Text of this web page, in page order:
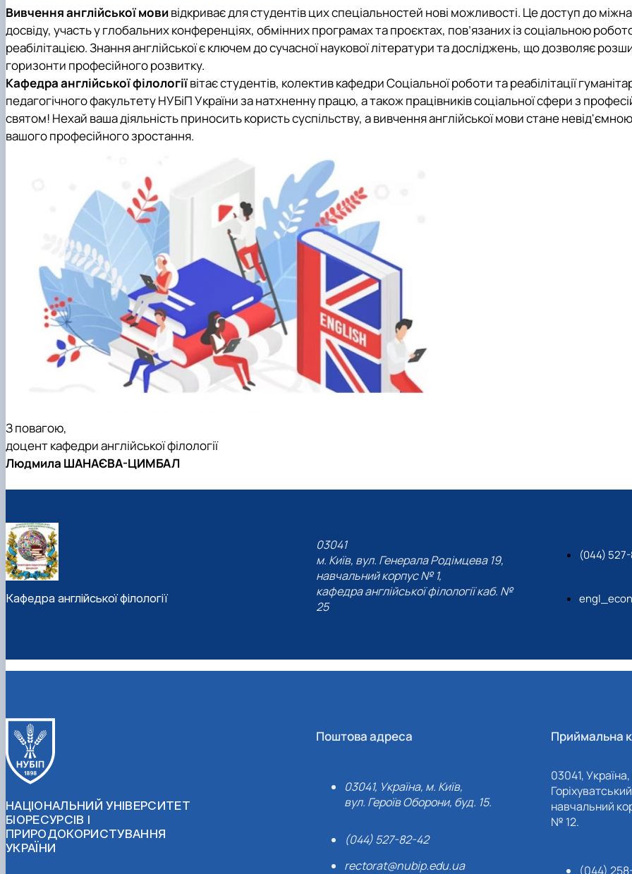
Вивчення англійської мовивідкриває для студентів цих спеціальностей нові можливості. Це доступ до
досвіду, участь у глобальних конференціях, обмінних програмах та проєктах, пов’язаних із соціальною
реабілітацією. Знання англійської є ключем до сучасної наукової літератури та досліджень, що дозволяє
горизонти професійного розвитку.
Кафедра англійської філологіївітає студентів, колектив кафедри Соціальної роботи та реабілітації
педагогічного факультету НУБіП України за натхненну працю, а також працівників соціальної сфери з
святом! Нехай ваша діяльність приносить користь суспільству, а вивчення англійської мови стане
вашого професійного зростання.
З повагою,
доцент кафедри англійської філології
Людмила ШАНАЄВА-ЦИМБАЛ
Кафедра англійської філології
03041
м. Київ, вул. Генерала Родімцева 19,
навчальний корпус № 1,
кафедра англійської філології каб. №
25
(044)
НАЦІОНАЛЬНИЙ УНІВЕРСИТЕТ
БІОРЕСУРСІВ І
ПРИРОДОКОРИСТУВАННЯ
УКРАЇНИ
Поштова адреса
03041, Україна, м. Київ,
вул. Героїв Оборони, буд. 15.
(044) 527-82-42
rectorat@nubip.edu.ua
Приймальна
03041,
навчальний
№ 12.
(044)